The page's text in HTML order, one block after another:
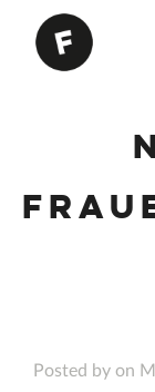
Posted by on